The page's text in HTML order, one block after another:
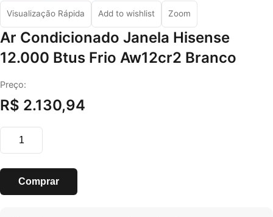
Visualização Rápida Add to wishlist Zoom
Ar Condicionado Janela Hisense
12.000 Btus Frio Aw12cr2 Branco
Preço:
R$ 2.130,94
Ar Condicionado Janela Hisense 12.000 Btus Frio
Comprar